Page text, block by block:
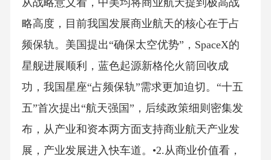
略高度，目前我国发展商业航天的核心在于占
频保轨。美国提出“确保太空优势”，SpaceX的
星舰进展顺利，蓝色起源新格伦火箭回收成
功，我国星座“占频保轨”需求更加迫切。“十五
五”首次提出“航天强国”，后续政策细则密集发
布，从产业和资本两方面支持商业航天产业发
展，产业发展进入快车道。•2.从商业价值看，